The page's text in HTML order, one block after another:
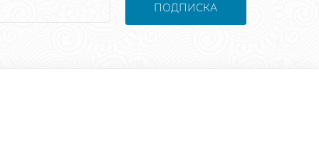
ПОДПИСКА